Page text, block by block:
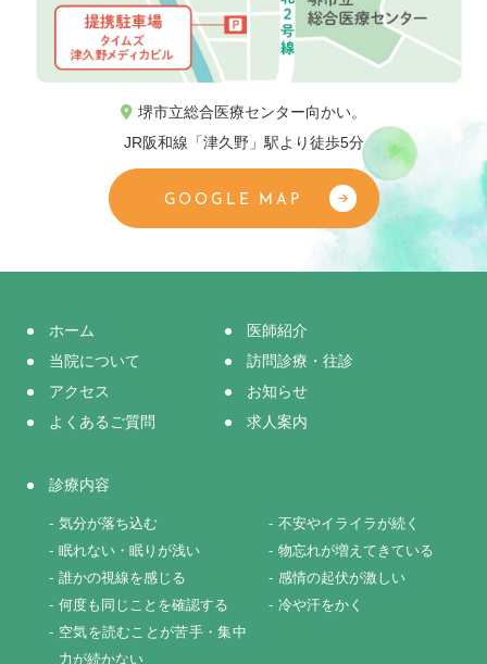
堺市立総合医療センター向かい。
JR阪和線「津久野」駅より徒歩5分
GOOGLE MAP
ホーム
医師紹介
当院について
訪問診療・往診
アクセス
お知らせ
よくあるご質問
求人案内
診療内容
気分が落ち込む
不安やイライラが続く
眠れない・眠りが浅い
物忘れが増えてきている
誰かの視線を感じる
感情の起伏が激しい
何度も同じことを確認する
冷や汗をかく
空気を読むことが苦手・集中
力が続かない